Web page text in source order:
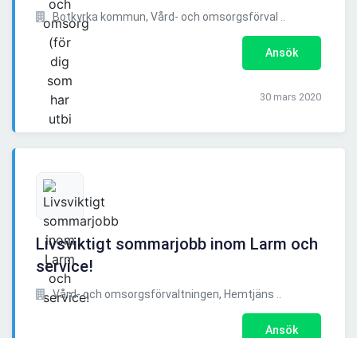
Botkyrka kommun, Vård- och omsorgsförval ..
Ansök
30 mars 2020
Livsviktigt sommarjobb inom Larm och
service!
Vård- och omsorgsförvaltningen, Hemtjäns ..
Ansök